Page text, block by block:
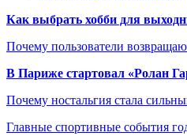
Как выбрать хобби для
Почему пользователи
В Париже стартовал «Ролан
Почему ностальгия стала
Главные спортивные события